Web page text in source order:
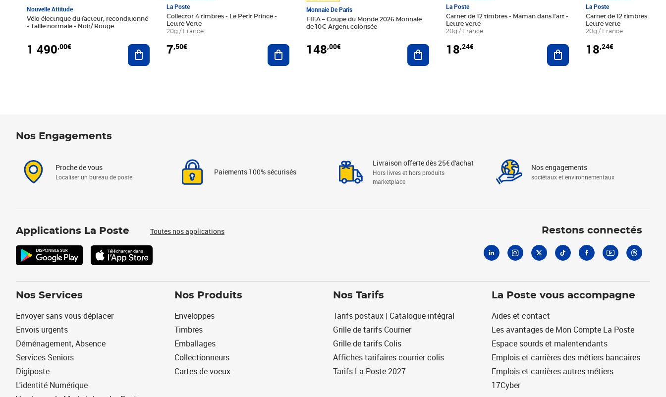
Nouvelle Attitude
Vélo électrique du facteur, reconditionné
- Taille normale - Noir/ Rouge
1 490,00€ Ajouter au panier
La Poste
Collector 4 timbres - Le Petit Prince -
Lettre Verte
20g / France
7,50€ Ajouter au panier
Monnaie De Paris
FIFA – Coupe du Monde 2026 Monnaie
de 10€ Argent colorisée
148,00€ Ajouter au panier
La Poste
Carnet de 12 timbres - Maman dans l'art -
Lettre verte
20g / France
18,24€ Ajouter au panier
La Poste
Carnet de 12 timbres - Le
Lettre verte
20g / France
18,24€
Nos Engagements
Proche de vous
Localiser un bureau de poste
Paiements 100% sécurisés
Livraison offerte dès 25€ d'achat
Hors livres et hors produits
marketplace
Nos engagements
sociétaux et environnementaux
Applications La Poste Toutes nos applications Restons connectés
Nos Services
Envoyer sans vous déplacer
Envois urgents
Déménagement, Absence
Services Seniors
Digiposte
L'identité Numérique
Nos Produits
Enveloppes
Timbres
Emballages
Collectionneurs
Cartes de voeux
Nos Tarifs
Tarifs postaux | Catalogue intégral
Grille de tarifs Courrier
Grille de tarifs Colis
Affiches tarifaires courrier colis
Tarifs La Poste 2027
La Poste vous accompagne
Aides et contact
Les avantages de Mon Compte La Poste
Espace sourds et malentendants
Emplois et carrières des métiers bancaires
Emplois et carrières autres métiers
17Cyber